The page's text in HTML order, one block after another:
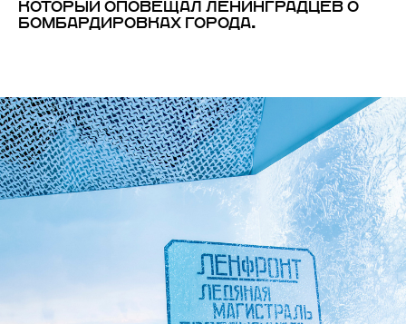
КОТОРЫЙ ОПОВЕЩАЛ ЛЕНИНГРАДЦЕВ О
БОМБАРДИРОВКАХ ГОРОДА.